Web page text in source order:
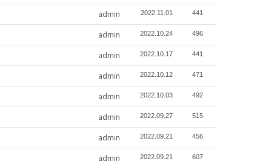
admin 2022.11.01 441
admin 2022.10.24 496
admin 2022.10.17 441
admin 2022.10.12 471
admin 2022.10.03 492
admin 2022.09.27 515
admin 2022.09.21 456
admin 2022.09.21 607